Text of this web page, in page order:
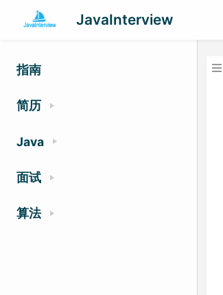
JavaInterview
指南
简历
Java
面试
算法